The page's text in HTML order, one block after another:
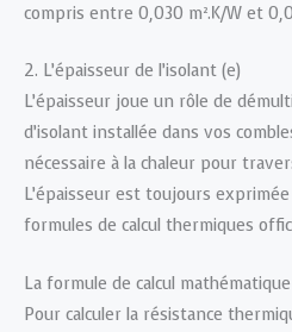
compris entre 0,030 m².K/W et
2. L’épaisseur de l’isolant (e)
L’épaisseur joue un rôle de
d’isolant installée dans vos
nécessaire à la chaleur pour
L’épaisseur est toujours
formules de calcul thermiques
La formule de calcul
Pour calculer la résistance